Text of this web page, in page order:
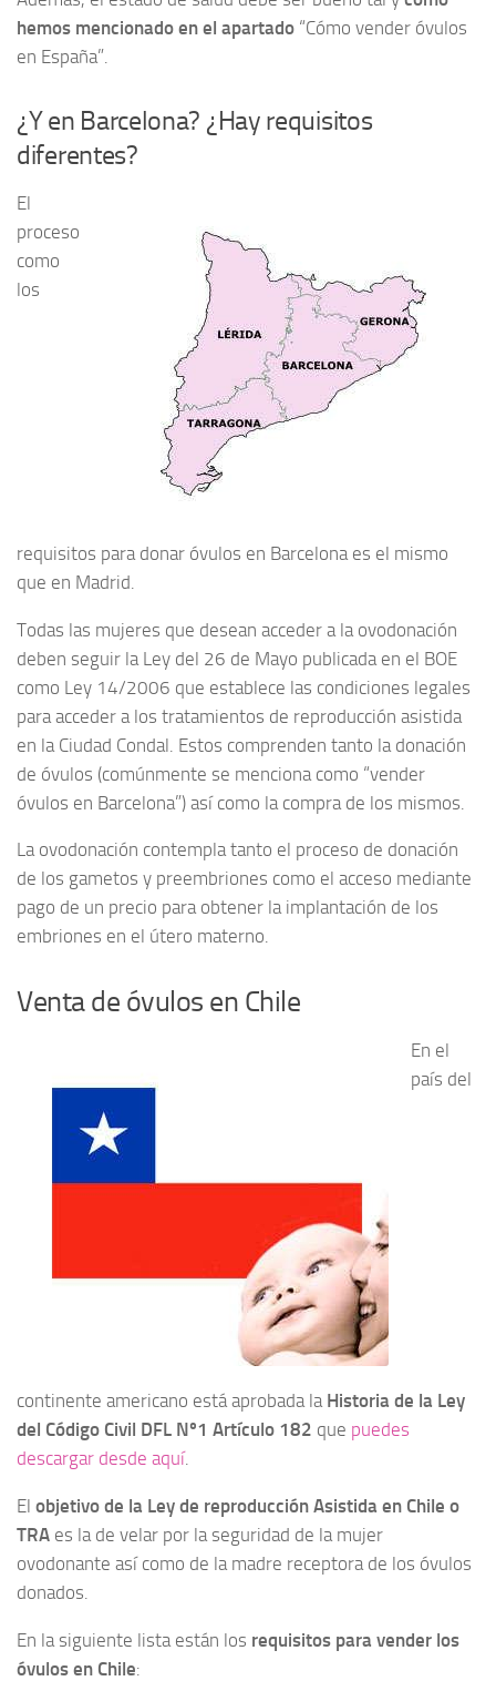
hemos mencionado en el apartado “Cómo vender óvulos
en España”.
¿Y en Barcelona? ¿Hay requisitos
diferentes?
El
proceso
como
los
requisitos para donar óvulos en Barcelona es el mismo
que en Madrid.
Todas las mujeres que desean acceder a la ovodonación
deben seguir la Ley del 26 de Mayo publicada en el BOE
como Ley 14/2006 que establece las condiciones legales
para acceder a los tratamientos de reproducción asistida
en la Ciudad Condal. Estos comprenden tanto la donación
de óvulos (comúnmente se menciona como “vender
óvulos en Barcelona”) así como la compra de los mismos.
La ovodonación contempla tanto el proceso de donación
de los gametos y preembriones como el acceso mediante
pago de un precio para obtener la implantación de los
embriones en el útero materno.
Venta de óvulos en Chile
En el
país del
continente americano está aprobada la Historia de la Ley
del Código Civil DFL Nº1 Artículo 182 que puedes
descargar desde aquí.
El objetivo de la Ley de reproducción Asistida en Chile o
TRA es la de velar por la seguridad de la mujer
ovodonante así como de la madre receptora de los óvulos
donados.
En la siguiente lista están los requisitos para vender los
óvulos en Chile: